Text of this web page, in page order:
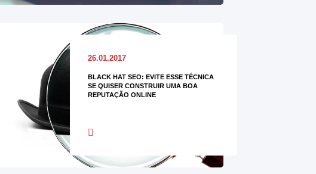
26.01.2017
BLACK HAT SEO: EVITE ESSE TÉCNICA
SE QUISER CONSTRUIR UMA BOA
REPUTAÇÃO ONLINE